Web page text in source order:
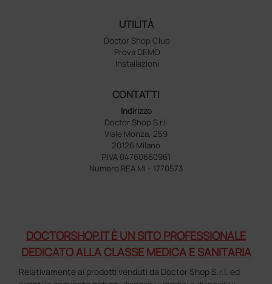
UTILITÀ
Doctor Shop Club
Prova DEMO
Installazioni
CONTATTI
Indirizzo
Doctor Shop S.r.l.
Viale Monza, 259
20126 Milano
P.IVA 04760660961
Numero REA MI - 1770573
DOCTORSHOP.IT È UN SITO PROFESSIONALE
DEDICATO ALLA CLASSE MEDICA E SANITARIA
Relativamente ai prodotti venduti da Doctor Shop S.r.l. ed